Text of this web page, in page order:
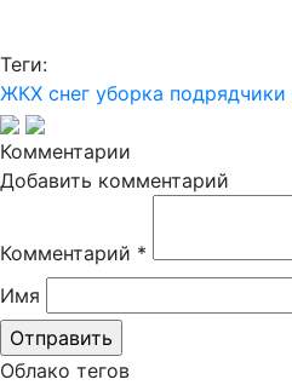
Теги:
ЖКХ снег уборка подрядчики
Комментарии
Добавить комментарий
Комментарий *
Имя
Облако тегов